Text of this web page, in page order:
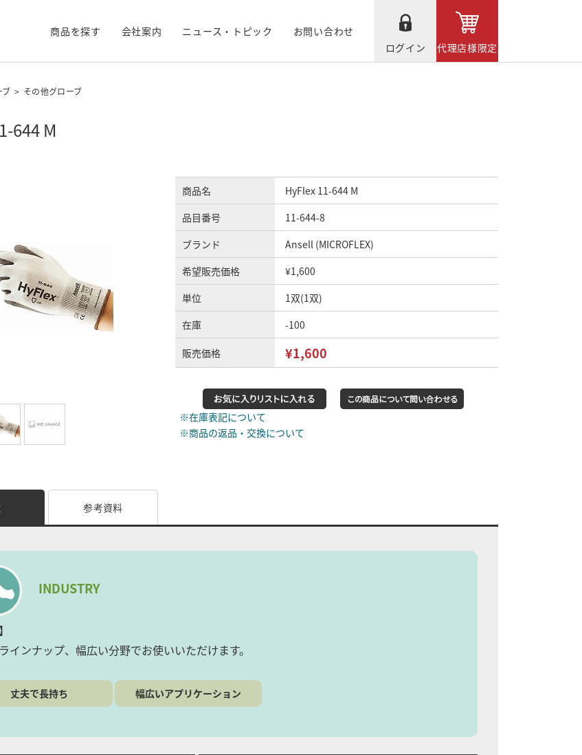
商品を探す 会社案内 ニュース・トピック
お問い合わせ
ログイン
代理店様限定
ブ > その他グローブ
644 M
商品名
HyFlex 11-644 M
品目番号
11-644-8
ブランド
Ansell (MICROFLEX)
希望販売価格
¥1,600
単位
1双(1双)
在庫
-100
販売価格 ¥1,600
※在庫表記について
※商品の返品・交換について
参考資料
INDUSTRY
インナップ、幅広い分野でお使いいただけます。
丈夫で長持ち 幅広いアプリケーション